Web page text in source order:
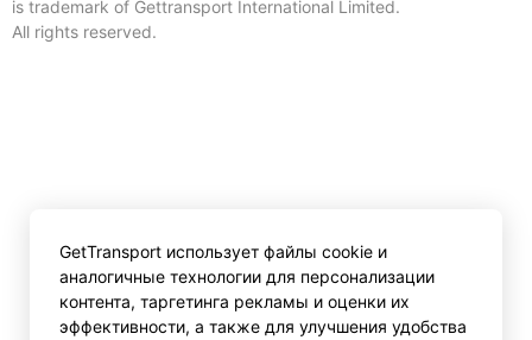
is trademark of Gettransport International Limited.
All rights reserved.
GetTransport использует файлы cookie и
аналогичные технологии для персонализации
контента, таргетинга рекламы и оценки их
эффективности, а также для улучшения удобства